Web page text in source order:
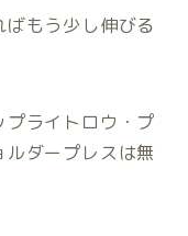
もう少し伸びる
ライトロウ・プ
ダープレスは無